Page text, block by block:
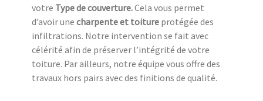
votre Type de couverture.Cela vous permet
d’avoir une charpente et toiture protégée des
infiltrations. Notre intervention se fait avec
célérité afin de préserver l’intégrité de votre
toiture. Par ailleurs, notre équipe vous offre des
travaux hors pairs avec des finitions de qualité.